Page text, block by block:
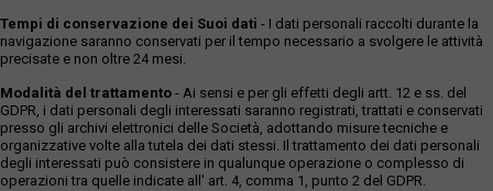
Tempi di conservazione dei Suoi dati - I dati personali raccolti durante la
navigazione saranno conservati per il tempo necessario a svolgere le attività
precisate e non oltre 24 mesi.
Modalità del trattamento - Ai sensi e per gli effetti degli artt. 12 e ss. del
GDPR, i dati personali degli interessati saranno registrati, trattati e conservati
presso gli archivi elettronici delle Società, adottando misure tecniche e
organizzative volte alla tutela dei dati stessi. Il trattamento dei dati personali
degli interessati può consistere in qualunque operazione o complesso di
operazioni tra quelle indicate all' art. 4, comma 1, punto 2 del GDPR.